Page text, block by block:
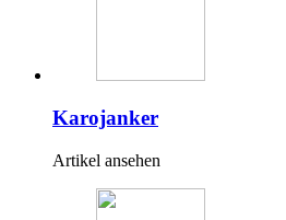
Karojanker
Artikel ansehen